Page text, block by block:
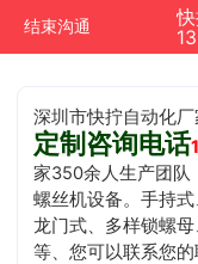
结束沟通
深圳市快拧自动化
定制咨询电话
家350余人生产团队
螺丝机设备。手持式
龙门式、多样锁螺
等、您可以联系您